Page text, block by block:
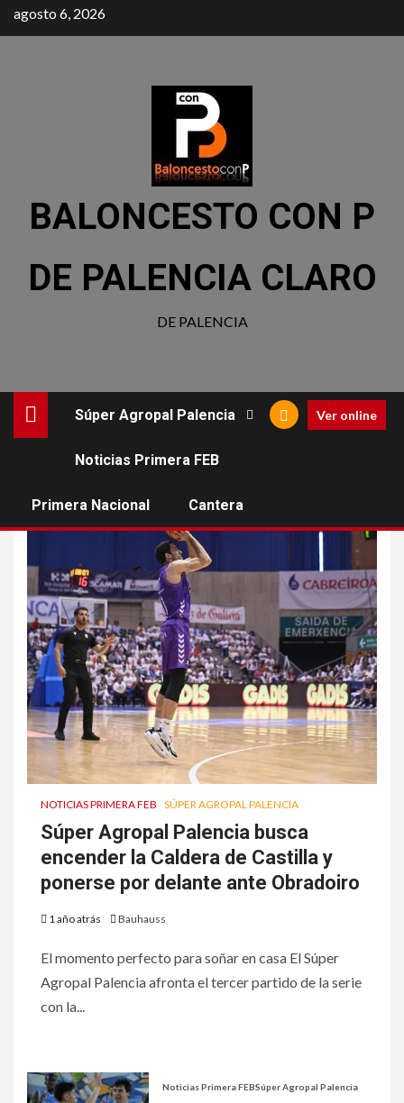
agosto 6, 2026
BALONCESTO CON P
DE PALENCIA CLARO
DE PALENCIA
Súper Agropal Palencia
Noticias Primera FEB
Primera Nacional Cantera
Ver online
NOTICIAS PRIMERA FEB SÚPER AGROPAL PALENCIA
Súper Agropal Palencia busca
encender la Caldera de Castilla y
ponerse por delante ante Obradoiro
1 año atrás Bauhauss
El momento perfecto para soñar en casa El Súper
Agropal Palencia afronta el tercer partido de la serie
con la...
Noticias Primera FEBSúper Agropal Palencia